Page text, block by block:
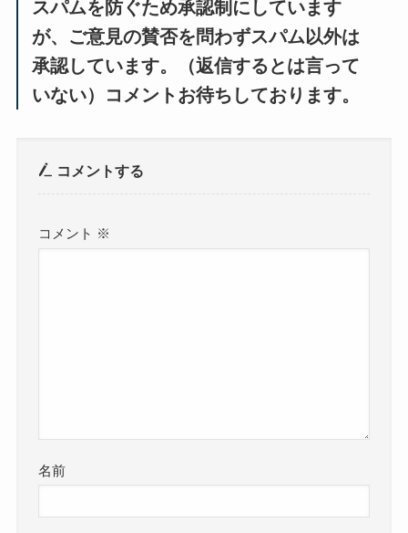
スパムを防ぐため承認制にしています
が、ご意見の賛否を問わずスパム以外は
承認しています。（返信するとは言って
いない）コメントお待ちしております。
コメントする
コメント ※
名前